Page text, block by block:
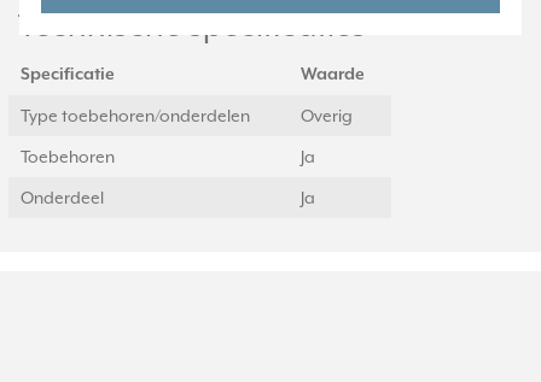
Technische specificaties
Specificatie Waarde
Type toebehoren/onderdelen Overig
Toebehoren Ja
Onderdeel Ja